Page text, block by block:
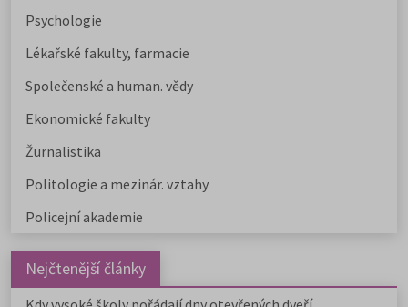
Psychologie
Lékařské fakulty, farmacie
Společenské a human. vědy
Ekonomické fakulty
Žurnalistika
Politologie a mezinár. vztahy
Policejní akademie
Nejčtenější články